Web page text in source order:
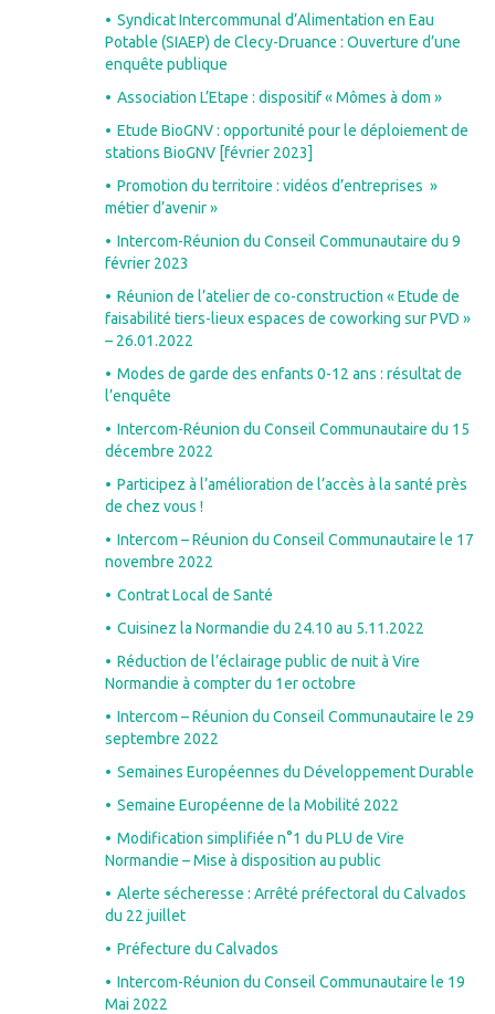
Syndicat Intercommunal d’Alimentation en Eau
Potable (SIAEP) de Clecy-Druance : Ouverture d’une
enquête publique
Association L’Etape : dispositif « Mômes à dom »
Etude BioGNV : opportunité pour le déploiement de
stations BioGNV [février 2023]
Promotion du territoire : vidéos d’entreprises »
métier d’avenir »
Intercom-Réunion du Conseil Communautaire du 9
février 2023
Réunion de l’atelier de co-construction « Etude de
faisabilité tiers-lieux espaces de coworking sur PVD »
– 26.01.2022
Modes de garde des enfants 0-12 ans : résultat de
l’enquête
Intercom-Réunion du Conseil Communautaire du 15
décembre 2022
Participez à l’amélioration de l’accès à la santé près
de chez vous !
Intercom – Réunion du Conseil Communautaire le 17
novembre 2022
Contrat Local de Santé
Cuisinez la Normandie du 24.10 au 5.11.2022
Réduction de l’éclairage public de nuit à Vire
Normandie à compter du 1er octobre
Intercom – Réunion du Conseil Communautaire le 29
septembre 2022
Semaines Européennes du Développement Durable
Semaine Européenne de la Mobilité 2022
Modification simplifiée n°1 du PLU de Vire
Normandie – Mise à disposition au public
Alerte sécheresse : Arrêté préfectoral du Calvados
du 22 juillet
Préfecture du Calvados
Intercom-Réunion du Conseil Communautaire le 19
Mai 2022